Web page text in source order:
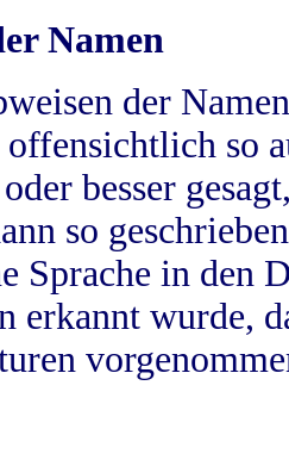
Namen
der
so
besser
so
Sprache in
erkannt wurde,